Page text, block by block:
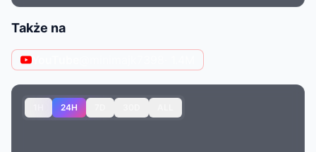
Także na
24H